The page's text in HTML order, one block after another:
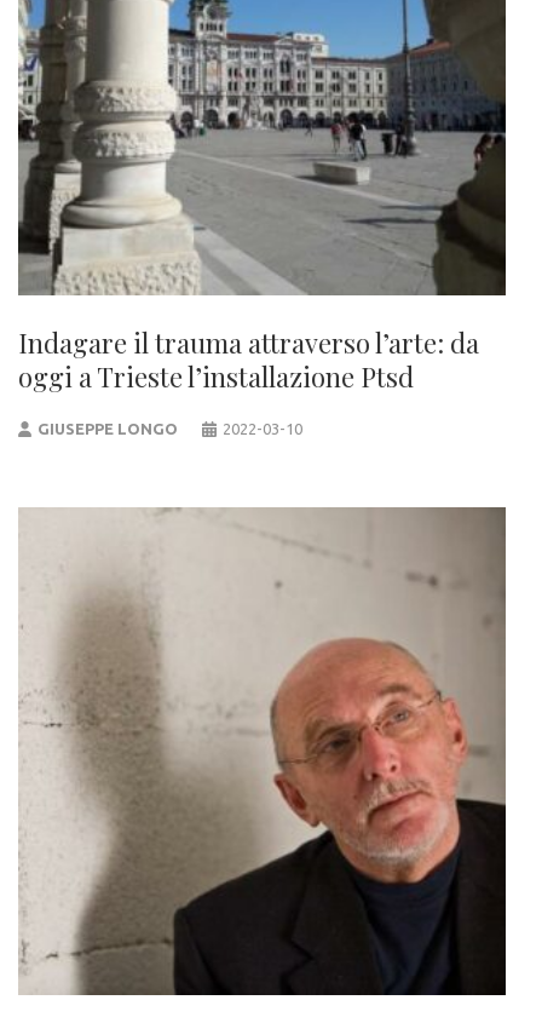
Indagare il trauma attraverso l’arte: da
oggi a Trieste l’installazione Ptsd
GIUSEPPE LONGO 2022-03-10